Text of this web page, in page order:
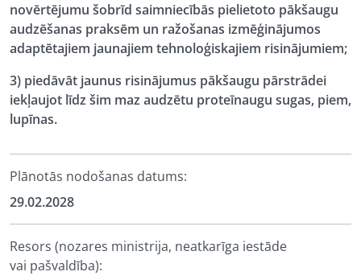
novērtējumu šobrīd saimniecībās pielietoto pākšaugu
audzēšanas praksēm un ražošanas izmēģinājumos
adaptētajiem jaunajiem tehnoloģiskajiem risinājumiem;
3) piedāvāt jaunus risinājumus pākšaugu pārstrādei
iekļaujot līdz šim maz audzētu proteīnaugu sugas, piem,
lupīnas.
Plānotās nodošanas datums:
29.02.2028
Resors (nozares ministrija, neatkarīga iestāde
vai pašvaldība):